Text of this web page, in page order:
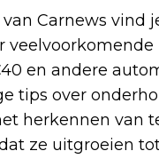
Carnews vind
veelvoorkomende
en andere
tips over
herkennen van
ze uitgroeien